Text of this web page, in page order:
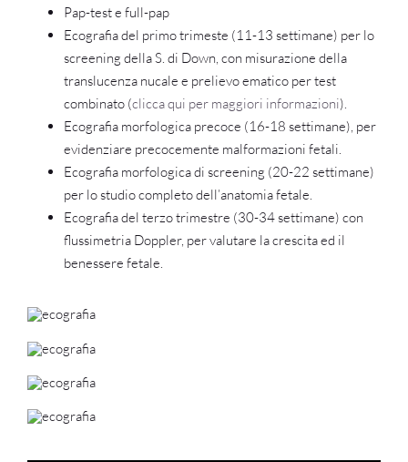
Pap-test e full-pap
Ecografia del primo trimeste (11-13 settimane) per lo
screening della S. di Down, con misurazione della
translucenza nucale e prelievo ematico per test
combinato (clicca qui per maggiori informazioni).
Ecografia morfologica precoce (16-18 settimane), per
evidenziare precocemente malformazioni fetali.
Ecografia morfologica di screening (20-22 settimane)
per lo studio completo dell’anatomia fetale.
Ecografia del terzo trimestre (30-34 settimane) con
flussimetria Doppler, per valutare la crescita ed il
benessere fetale.